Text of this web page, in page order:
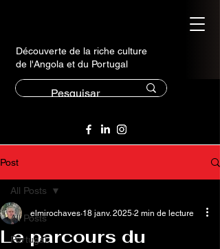
Découverte de la riche culture
de l'Angola et du Portugal
Post
All Posts
Portugal
All Posts
Le parcours du
elmirochaves 18 janv. 2025 2 min de lecture